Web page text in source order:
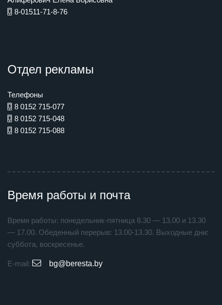
8-01511-71-8-76
Отдел рекламы
Телефоны
8 0152 715-077
8 0152 715-048
8 0152 715-088
Время работы и почта
Время работы: понедельник-пятница 8.30 — 13.00 и 13.30
— 17.00. Обеденный перерыв: 13.00-13.30. Выходные дни:
суббота, воскресенье.
E-mail: bg@beresta.by